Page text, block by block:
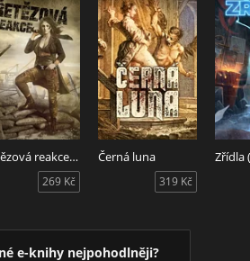
Řetězová reakce (2. vydání)
269 Kč
Černá luna
319 Kč
Zřídla
e-knihy nejpohodlněji?